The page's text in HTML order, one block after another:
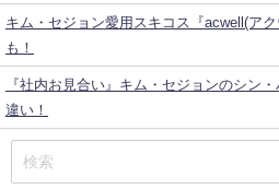
キム・セジョン愛用スキコス『acwell(ア
も！
『社内お見合い』キム・セジョンのシン
違い！